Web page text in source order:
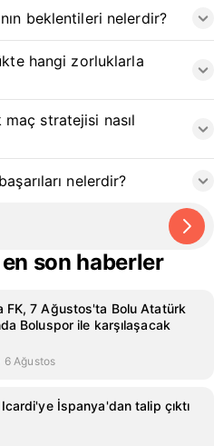
beklentileri nelerdir?
hangi zorluklarla
stratejisi nasıl
nelerdir?
son haberler
FK, 7 Ağustos'ta Bolu Atatürk
Boluspor ile karşılaşacak
6 Ağustos
İspanya'dan talip çıktı